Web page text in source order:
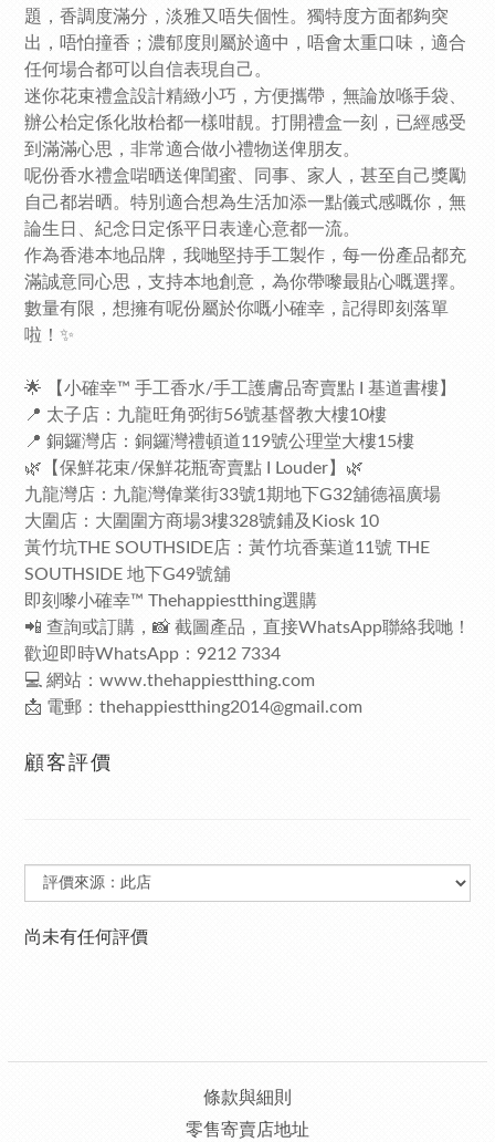
題，香調度滿分，淡雅又唔失個性。獨特度方面都夠突
出，唔怕撞香；濃郁度則屬於適中，唔會太重口味，適合
任何場合都可以自信表現自己。
迷你花束禮盒設計精緻小巧，方便攜帶，無論放喺手袋、
辦公枱定係化妝枱都一樣咁靚。打開禮盒一刻，已經感受
到滿滿心思，非常適合做小禮物送俾朋友。
呢份香水禮盒啱晒送俾閨蜜、同事、家人，甚至自己獎勵
自己都岩晒。特別適合想為生活加添一點儀式感嘅你，無
論生日、紀念日定係平日表達心意都一流。
作為香港本地品牌，我哋堅持手工製作，每一份產品都充
滿誠意同心思，支持本地創意，為你帶嚟最貼心嘅選擇。
數量有限，想擁有呢份屬於你嘅小確幸，記得即刻落單
啦！✨
🌟 【小確幸™ 手工香水/手工護膚品寄賣點 I 基道書樓】
📍 太子店：九龍旺角弼街56號基督教大樓10樓
📍 銅鑼灣店：銅鑼灣禮頓道119號公理堂大樓15樓
🌿【保鮮花束/保鮮花瓶寄賣點 I Louder】🌿
九龍灣店：九龍灣偉業街33號1期地下G32舖德福廣場
大圍店：大圍圍方商場3樓328號鋪及Kiosk 10
黃竹坑THE SOUTHSIDE店：黃竹坑香葉道11號 THE
SOUTHSIDE 地下G49號舖
即刻嚟小確幸™ Thehappiestthing選購
📲 查詢或訂購，📸 截圖產品，直接WhatsApp聯絡我哋！
歡迎即時WhatsApp：9212 7334
💻 網站： www.thehappiestthing.com
📩 電郵： thehappiestthing2014@gmail.com
顧客評價
尚未有任何評價
條款與細則
零售寄賣店地址